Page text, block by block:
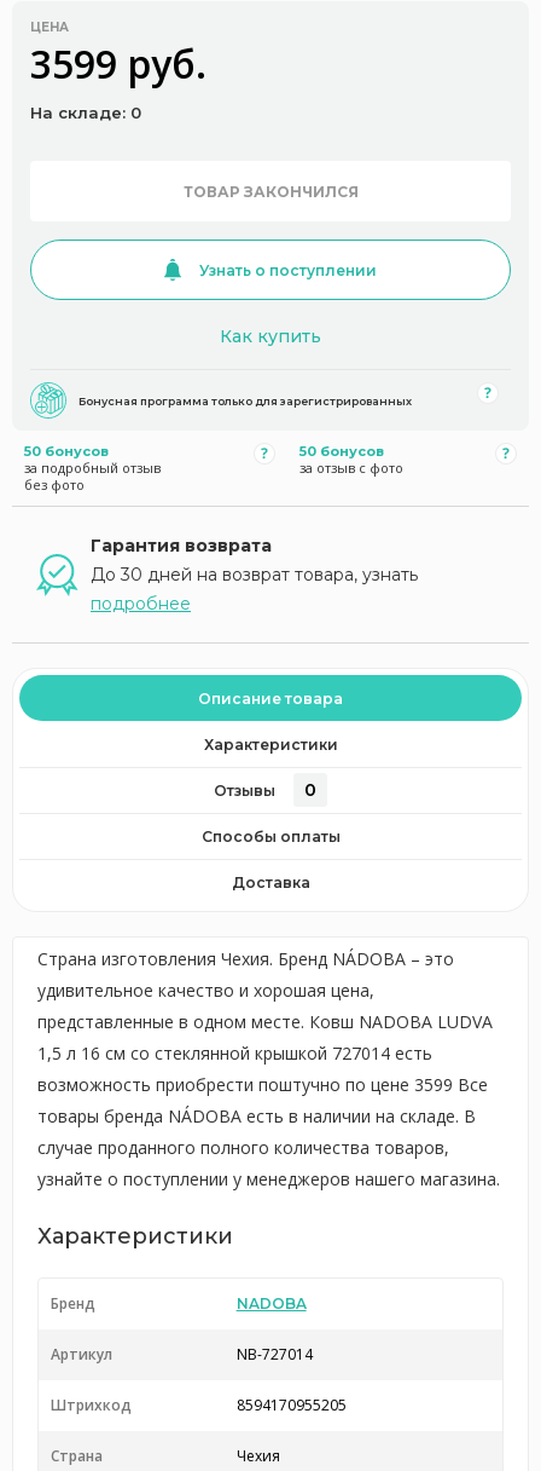
ЦЕНА
3599 руб.
На складе: 0
ТОВАР ЗАКОНЧИЛСЯ
Узнать о поступлении
Как купить
Бонусная программа только для зарегистрированных
50 бонусов
за подробный отзыв
без фото
50 бонусов
за отзыв с фото
Гарантия возврата
До 30 дней на возврат товара, узнать
подробнее
Описание товара
Характеристики
Отзывы 0
Способы оплаты
Доставка
Страна изготовления Чехия. Бренд NÁDOBA – это
удивительное качество и хорошая цена,
представленные в одном месте. Ковш NADOBA LUDVA
1,5 л 16 см со стеклянной крышкой 727014 есть
возможность приобрести поштучно по цене 3599 Все
товары бренда NÁDOBA есть в наличии на складе. В
случае проданного полного количества товаров,
узнайте о поступлении у менеджеров нашего магазина.
Характеристики
Бренд NADOBA
Артикул NB-727014
Штрихкод 8594170955205
Страна
Чехия